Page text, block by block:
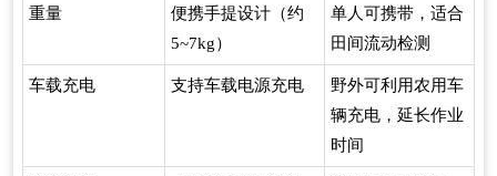
重量
便携手提设计（约
5~7kg）
单人可携带，适合
田间流动检测
车载充电 支持车载电源充电
野外可利用农用车
辆充电，延长作业
时间